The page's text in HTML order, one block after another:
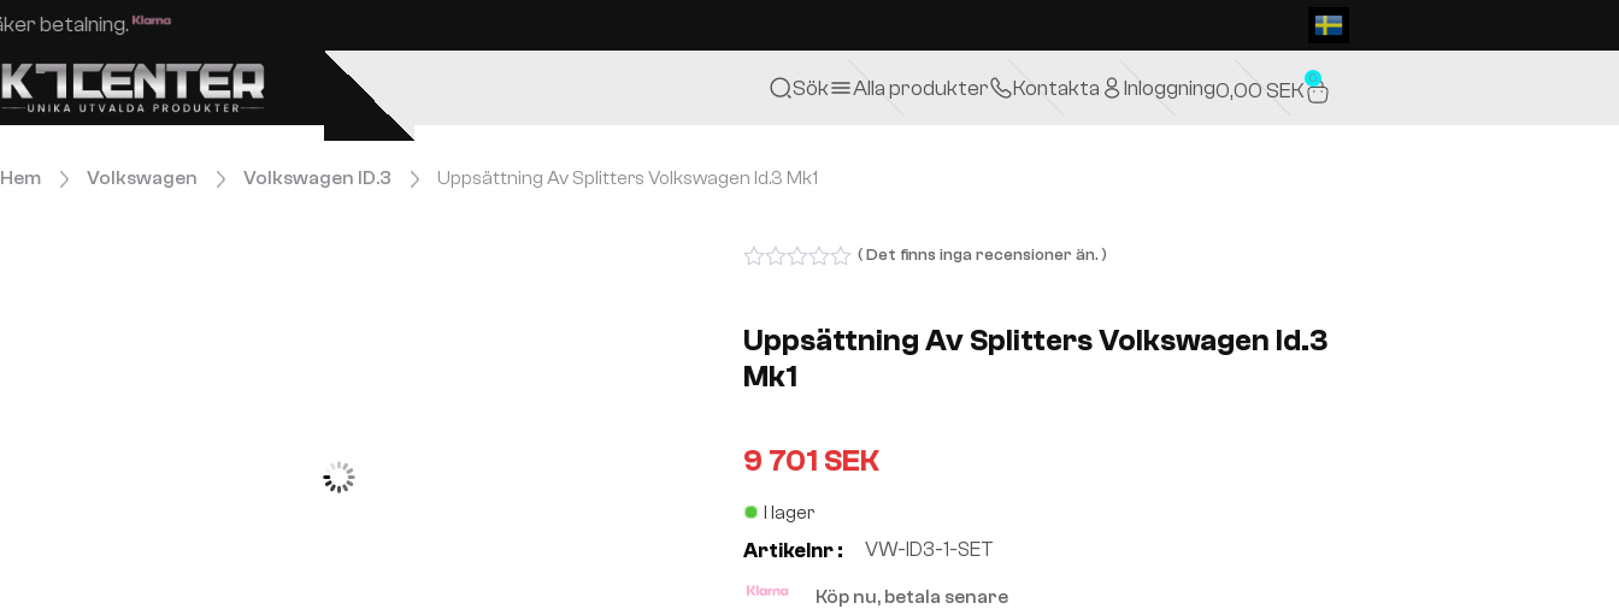
Enkel och säker betalning.
Sök Alla produkter Kontakta Inloggning0,00SEK 0
Hem Volkswagen Volkswagen ID.3 Uppsättning Av Splitters Volkswagen Id.3 Mk1
of
5
( Det finns inga recensioner än. )
Uppsättning Av Splitters Volkswagen Id.3
Mk1
9 701 SEK
I lager
Artikelnr : VW-ID3-1-SET
Köp nu, betala senare